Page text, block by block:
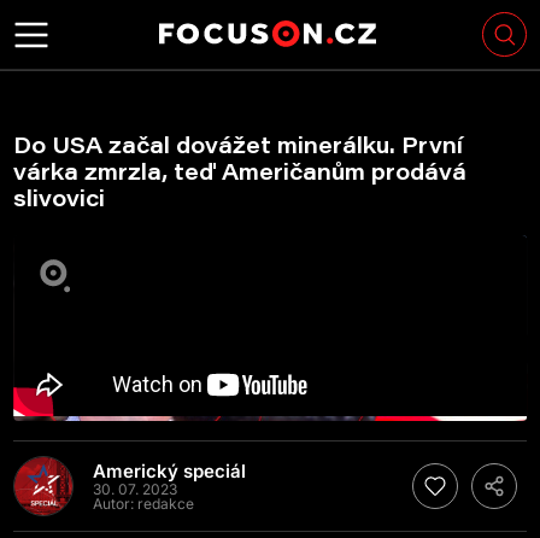
Do USA začal dovážet minerálku. První
várka zmrzla, teď Američanům prodává
slivovici
Americký speciál
30. 07. 2023
Autor: redakce